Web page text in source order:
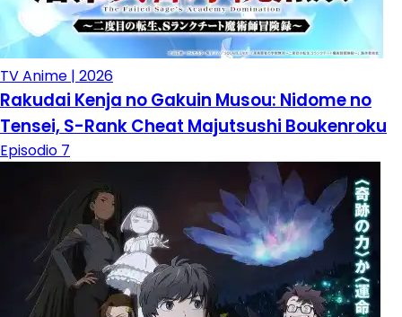
TV Anime | 2026
Rakudai Kenja no Gakuin Musou: Nidome no
Tensei, S-Rank Cheat Majutsushi Boukenroku
Episodio 7